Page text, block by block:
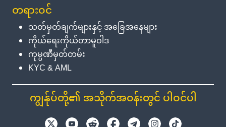
တရားဝင်
သတ်မှတ်ချက်များနှင့် အခြေအနေများ
ကိုယ်ရေးကိုယ်တာမူဝါဒ
ကုမ္ပဏီမှတ်တမ်း
KYC & AML
ကျွန်ုပ်တို့၏ အသိုက်အဝန်းတွင် ပါဝင်ပါ